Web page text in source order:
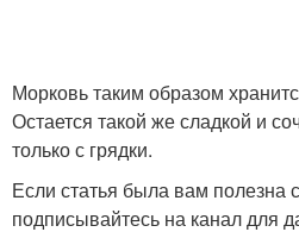
Морковь таким образом
Остается такой же сладкой и
только с грядки.
Если статья была вам полезна
подписывайтесь на канал для